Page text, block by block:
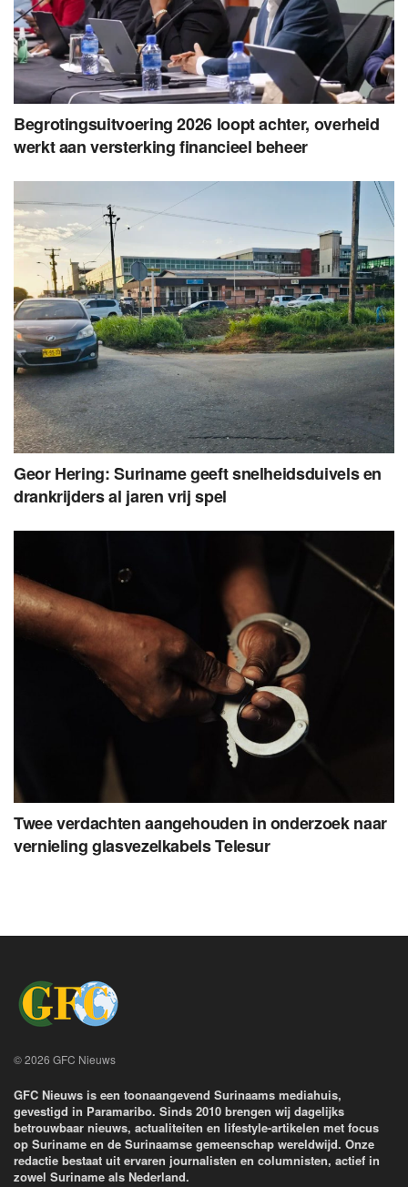
Begrotingsuitvoering 2026 loopt achter, overheid
werkt aan versterking financieel beheer
Geor Hering: Suriname geeft snelheidsduivels en
drankrijders al jaren vrij spel
Twee verdachten aangehouden in onderzoek naar
vernieling glasvezelkabels Telesur
© 2026 GFC Nieuws
GFC Nieuws is een toonaangevend Surinaams mediahuis,
gevestigd in Paramaribo. Sinds 2010 brengen wij dagelijks
betrouwbaar nieuws, actualiteiten en lifestyle-artikelen met focus
op Suriname en de Surinaamse gemeenschap wereldwijd. Onze
redactie bestaat uit ervaren journalisten en columnisten, actief in
zowel Suriname als Nederland.